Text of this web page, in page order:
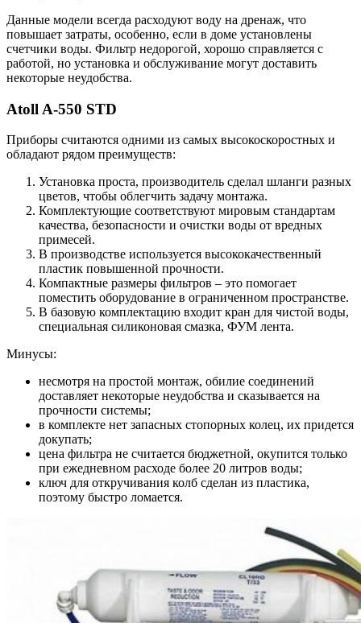
Данные модели всегда расходуют воду на дренаж, что
повышает затраты, особенно, если в доме установлены
счетчики воды. Фильтр недорогой, хорошо справляется с
работой, но установка и обслуживание могут доставить
некоторые неудобства.
Atoll A-550 STD
Приборы считаются одними из самых высокоскоростных и
обладают рядом преимуществ:
Установка проста, производитель сделал шланги разных
цветов, чтобы облегчить задачу монтажа.
Комплектующие соответствуют мировым стандартам
качества, безопасности и очистки воды от вредных
примесей.
В производстве используется высококачественный
пластик повышенной прочности.
Компактные размеры фильтров – это помогает
поместить оборудование в ограниченном пространстве.
В базовую комплектацию входит кран для чистой воды,
специальная силиконовая смазка, ФУМ лента.
Минусы:
несмотря на простой монтаж, обилие соединений
доставляет некоторые неудобства и сказывается на
прочности системы;
в комплекте нет запасных стопорных колец, их придется
докупать;
цена фильтра не считается бюджетной, окупится только
при ежедневном расходе более 20 литров воды;
ключ для откручивания колб сделан из пластика,
поэтому быстро ломается.